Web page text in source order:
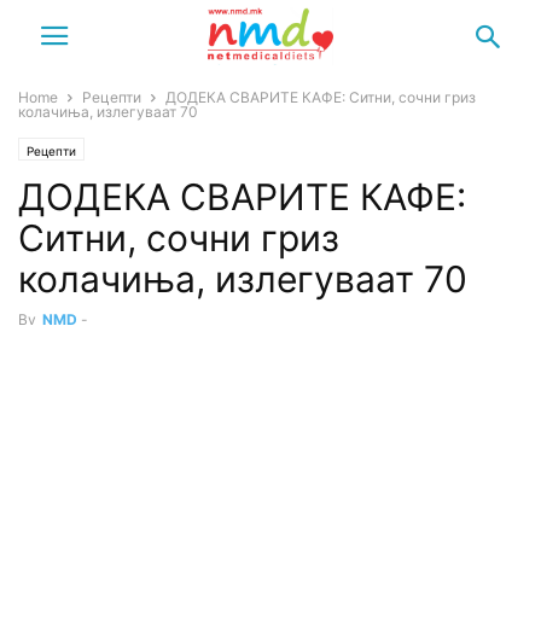
Home Рецепти
ДОДЕКА СВАРИТЕ КАФЕ: Ситни, сочни гриз
колачиња, излегуваат 70
Рецепти
ДОДЕКА СВАРИТЕ КАФЕ:
Ситни, сочни гриз
колачиња, излегуваат 70
By NMD -